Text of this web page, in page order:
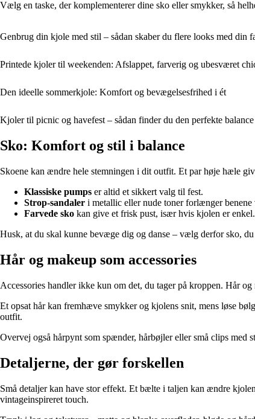
Vælg en taske, der komplementerer dine sko eller smykker, så
Genbrug din kjole med stil – sådan skaber du flere looks med din
Printede kjoler til weekenden: Afslappet, farverig og ubesværet
Den ideelle sommerkjole: Komfort og bevægelsesfrihed i ét
Kjoler til picnic og havefest – sådan finder du den perfekte
Sko: Komfort og stil i balance
Skoene kan ændre hele stemningen i dit outfit. Et par høje hæle
Klassiske pumps er altid et sikkert valg til fest.
Strop-sandaler i metallic eller nude toner forlænger benene
Farvede sko kan give et frisk pust, især hvis kjolen er enkel.
Husk, at du skal kunne bevæge dig og danse – vælg derfor sko,
Hår og makeup som accessories
Accessories handler ikke kun om det, du tager på kroppen. Hår
Et opsat hår kan fremhæve smykker og kjolens snit, mens løse
outfit.
Overvej også hårpynt som spænder, hårbøjler eller små clips med
Detaljerne, der gør forskellen
Små detaljer kan have stor effekt. Et bælte i taljen kan ændre
vintageinspireret touch.